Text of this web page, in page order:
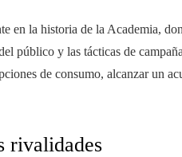
en la historia de la Academia,
público y las tácticas de
de consumo, alcanzar un
rivalidades